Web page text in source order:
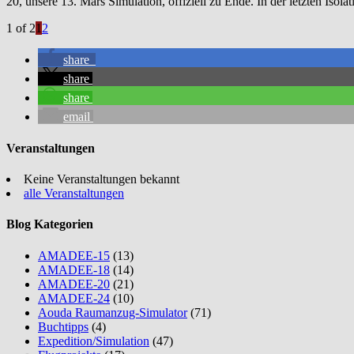
1 of 212
share
share
share
email
Veranstaltungen
Keine Veranstaltungen bekannt
alle Veranstaltungen
Blog Kategorien
AMADEE-15 (13)
AMADEE-18 (14)
AMADEE-20 (21)
AMADEE-24 (10)
Aouda Raumanzug-Simulator(71)
Buchtipps (4)
Expedition/Simulation (47)